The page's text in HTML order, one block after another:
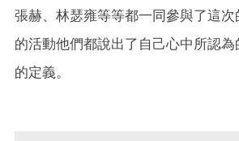
張赫、林瑟雍等等都一同參與了這
的活動他們都說出了自己心中所認
的定義。